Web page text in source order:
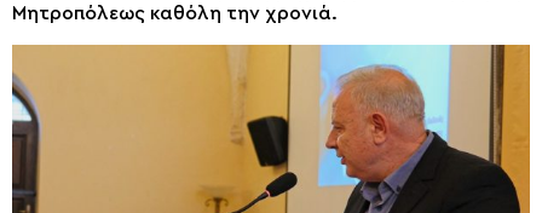
Μητροπόλεως καθόλη την χρονιά.